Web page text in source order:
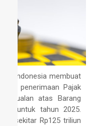
Indonesia membuat
penerimaan Pajak
atas Barang
untuk tahun 2025.
sekitar Rp125 triliun